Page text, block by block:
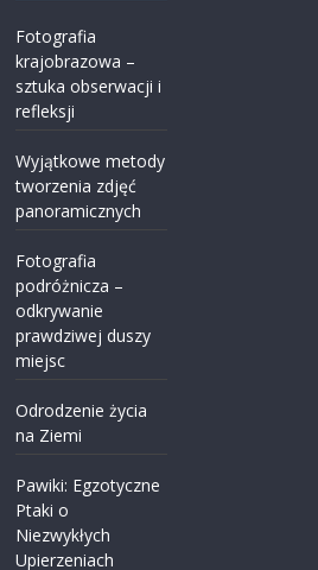
Fotografia
krajobrazowa –
sztuka obserwacji i
refleksji
Wyjątkowe metody
tworzenia zdjęć
panoramicznych
Fotografia
podróżnicza –
odkrywanie
prawdziwej duszy
miejsc
Odrodzenie życia
na Ziemi
Pawiki: Egzotyczne
Ptaki o
Niezwykłych
Upierzeniach